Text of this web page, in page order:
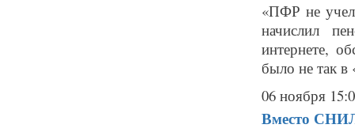
«ПФР не
начислил
интернете,
было не так
06 ноября
Вместо